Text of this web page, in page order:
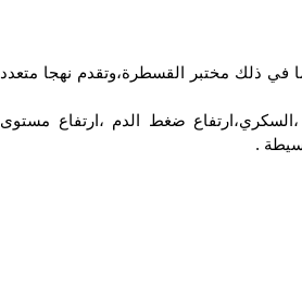
ذلك مختبر القسطرة،وتقدم نهجا متعدد
ضغط الدم ،ارتفاع مستوى
.